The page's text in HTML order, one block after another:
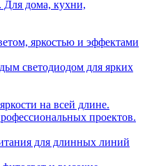
Для дома, кухни,
яркостью и эффектами
светодиодом для ярких
на всей длине.
проектов.
для длинных линий